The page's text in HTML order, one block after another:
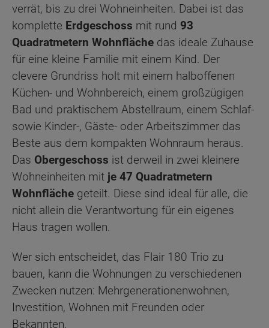
verrät, bis zu drei Wohneinheiten. Dabei ist das
komplette Erdgeschoss mit rund 93
Quadratmetern Wohnfläche das ideale Zuhause
für eine kleine Familie mit einem Kind. Der
clevere Grundriss holt mit einem halboffenen
Küchen- und Wohnbereich, einem großzügigen
Bad und praktischem Abstellraum, einem Schlaf-
sowie Kinder-, Gäste- oder Arbeitszimmer das
Beste aus dem kompakten Wohnraum heraus.
Das Obergeschoss ist derweil in zwei kleinere
Wohneinheiten mit je 47 Quadratmetern
Wohnfläche geteilt. Diese sind ideal für alle, die
nicht allein die Verantwortung für ein eigenes
Haus tragen wollen.
Wer sich entscheidet, das Flair 180 Trio zu
bauen, kann die Wohnungen zu verschiedenen
Zwecken nutzen: Mehrgenerationenwohnen,
Investition, Wohnen mit Freunden oder
Bekannten.